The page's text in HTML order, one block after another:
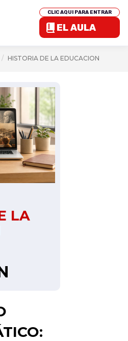
CLIC AQUI PARA ENTRAR
EL AULA
HISTORIA DE LA EDUCACION
LA